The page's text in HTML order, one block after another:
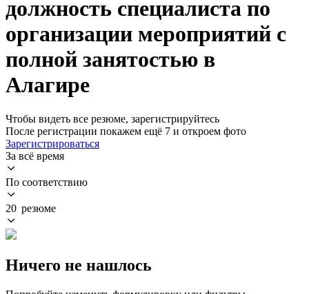
должность специалиста по
организации мероприятий с
полной занятостью в
Алагире
Чтобы видеть все резюме, зарегистрируйтесь
После регистрации покажем ещё 7 и откроем фото
Зарегистрироваться
За всё время
По соответствию
20 резюме
Ничего не нашлось